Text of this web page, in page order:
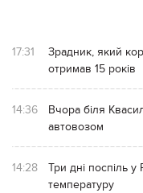
17:31
Зрадник, який
отримав 15 років
14:36
Вчора біля
автовозом
14:28
Три дні поспіль
температуру